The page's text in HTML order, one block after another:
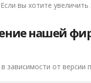
вы хотите
нашей
зависимости от